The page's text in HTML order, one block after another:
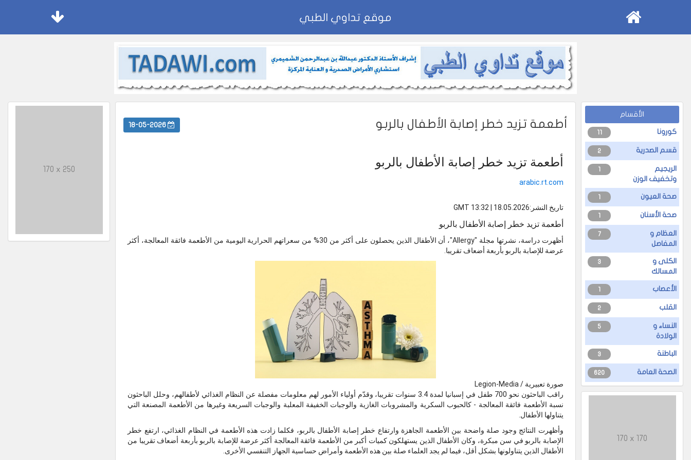
موقع تداوي الطبي
الأقسام
كورونا 11
قسم الصدرية 2
الريجيم
وتخفيف الوزن
1
صحة العيون 1
صحة الأسنان 1
العظام و
المفاصل
7
الكلى و
المسالك
3
الأعصاب 1
القلب 2
النساء و
الولادة
5
الباطنة 3
الصحة العامة 620
170 x 170
أطعمة تزيد خطر إصابة الأطفال بالربو
أطعمة تزيد خطر إصابة الأطفال بالربو
arabic.rt.com
تاريخ النشر:18.05.2026 | 13:32 GMT
أطعمة تزيد خطر إصابة الأطفال بالربو
أظهرت دراسة، نشرتها مجلة "Allergy"، أن الأطفال الذين يحصلون على أكثر من 30% من سعراتهم الحرارية اليومية من الأطعمة فائقة المعالجة، أكثر
عرضة للإصابة بالربو بأربعة أضعاف تقريبا.
صورة تعبيرية / Legion-Media
راقب الباحثون نحو 700 طفل في إسبانيا لمدة 3.4 سنوات تقريبا، وقدّم أولياء الأمور لهم معلومات مفصلة عن النظام الغذائي لأطفالهم، وحلل الباحثون
نسبة الأطعمة فائقة المعالجة - كالحبوب السكرية والمشروبات الغازية والوجبات الخفيفة المعلبة والوجبات السريعة وغيرها من الأطعمة المصنعة التي
يتناولها الأطفال.
وأظهرت النتائج وجود صلة واضحة بين الأطعمة الجاهزة وارتفاع خطر إصابة الأطفال بالربو، فكلما زادت هذه الأطعمة في النظام الغذائي، ارتفع خطر
الإصابة بالربو في سن مبكرة، وكان الأطفال الذين يستهلكون كميات أكبر من الأطعمة فائقة المعالجة أكثر عرضة للإصابة بالربو بأربعة أضعاف تقريبا من
الأطفال الذين يتناولونها بشكل أقل، فيما لم يجد العلماء صلة بين هذه الأطعمة وأمراض حساسية الجهاز التنفسي الأخرى.
170 x 250